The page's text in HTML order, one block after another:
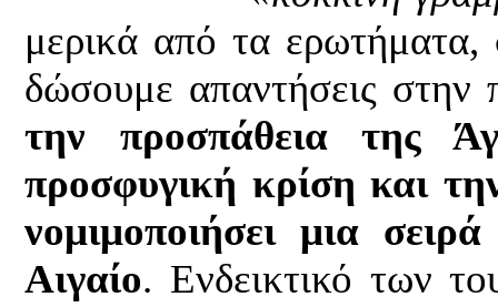
μερικά από τα
δώσουμε απαντήσεις
την προσπάθεια της
προσφυγική κρίση και
νομιμοποιήσει μια
Αιγαίο. Ενδεικτικό των